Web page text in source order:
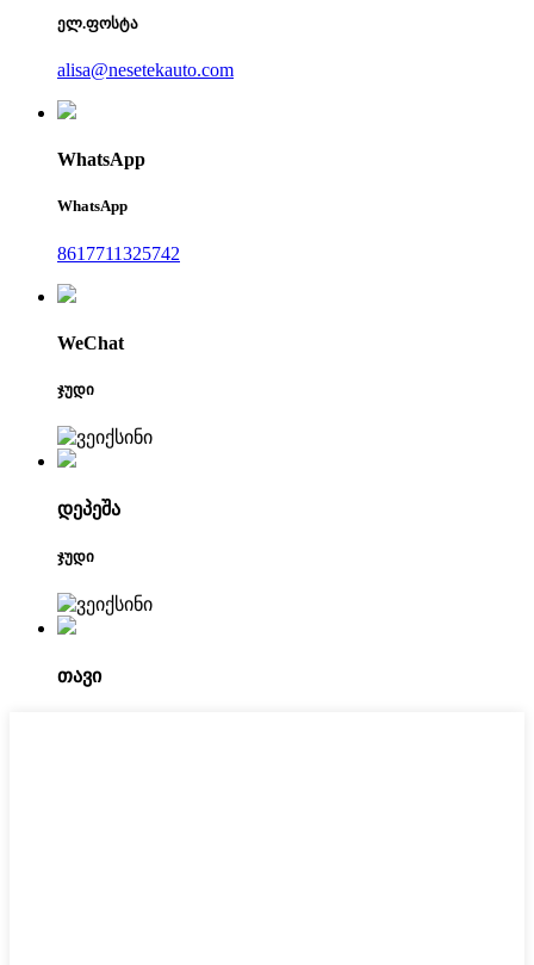
ელ.ფოსტა
alisa@nesetekauto.com
WhatsApp
WhatsApp
8617711325742
WeChat
ჯუდი
დეპეშა
ჯუდი
თავი